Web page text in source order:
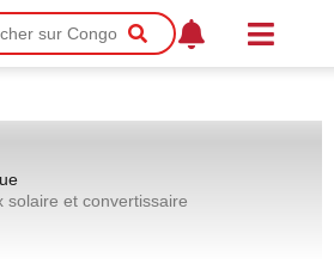
solaire et convertissaire